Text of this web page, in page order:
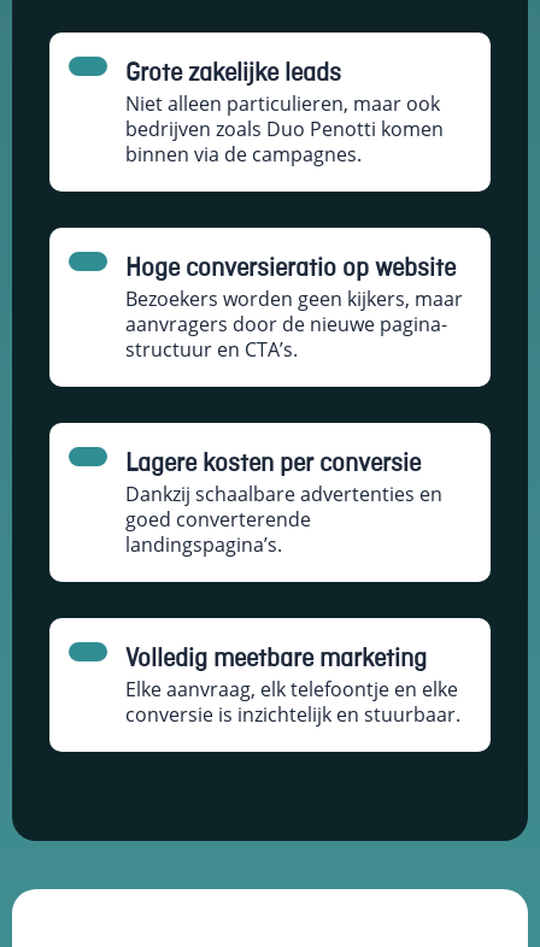
Grote zakelijke leads
Niet alleen particulieren, maar ook
bedrijven zoals Duo Penotti komen
binnen via de campagnes.
Hoge conversieratio op website
Bezoekers worden geen kijkers, maar
aanvragers door de nieuwe pagina-
structuur en CTA’s.
Lagere kosten per conversie
Dankzij schaalbare advertenties en
goed converterende
landingspagina’s.
Volledig meetbare marketing
Elke aanvraag, elk telefoontje en elke
conversie is inzichtelijk en stuurbaar.